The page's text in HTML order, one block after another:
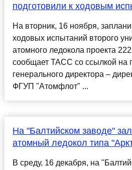
подготовили к ходовым
На вторник, 16 ноября,
ходовых испытаний второго
атомного ледокола проекта
сообщает ТАСС со ссылкой на
генерального директора –
ФГУП "Атомфлот" ...
На "Балтийском заводе"
атомный ледокол типа
В среду, 16 декабря, на